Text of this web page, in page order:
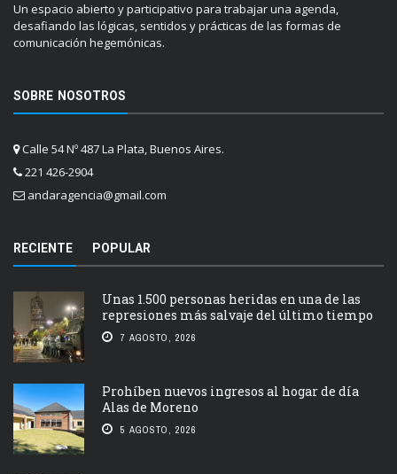
Un espacio abierto y participativo para trabajar una agenda,
desafiando las lógicas, sentidos y prácticas de las formas de
comunicación hegemónicas.
SOBRE NOSOTROS
Calle 54 Nº 487 La Plata, Buenos Aires.
221 426-2904
andaragencia@gmail.com
RECIENTE POPULAR
Unas 1.500 personas heridas en una de las
represiones más salvaje del último tiempo
7 AGOSTO, 2026
Prohíben nuevos ingresos al hogar de día
Alas de Moreno
5 AGOSTO, 2026